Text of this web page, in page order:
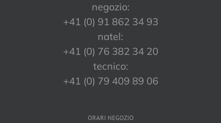
negozio:
+41 (0) 91 862 34 93
natel:
+41 (0) 76 382 34 20
tecnico:
+41 (0) 79 409 89 06
ORARI NEGOZIO